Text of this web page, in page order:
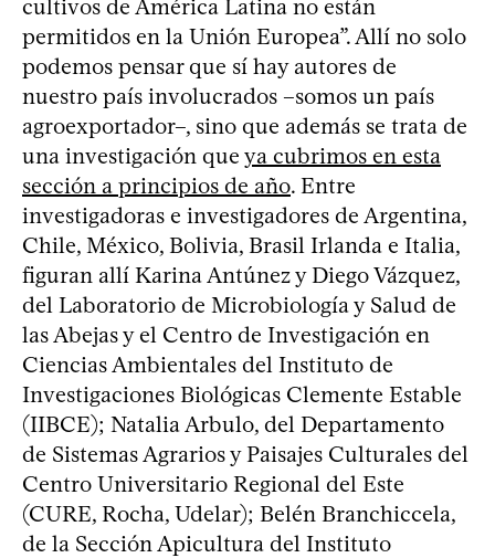
cultivos de América Latina no están
permitidos en la Unión Europea”. Allí no solo
podemos pensar que sí hay autores de
nuestro país involucrados –somos un país
agroexportador–, sino que además se trata de
una investigación que ya cubrimos en esta
sección a principios de año. Entre
investigadoras e investigadores de Argentina,
Chile, México, Bolivia, Brasil Irlanda e Italia,
figuran allí Karina Antúnez y Diego Vázquez,
del Laboratorio de Microbiología y Salud de
las Abejas y el Centro de Investigación en
Ciencias Ambientales del Instituto de
Investigaciones Biológicas Clemente Estable
(IIBCE); Natalia Arbulo, del Departamento
de Sistemas Agrarios y Paisajes Culturales del
Centro Universitario Regional del Este
(CURE, Rocha, Udelar); Belén Branchiccela,
de la Sección Apicultura del Instituto